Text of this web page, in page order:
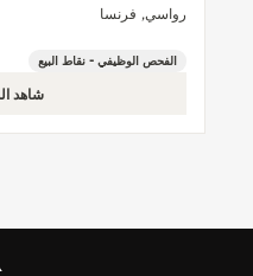
ضمان JAEGER-LECOULTRE
مقهى REVERSO 1931
معرض THE PERPETUAL TIMEKEEPER
الإتقان: 235 حِرَفة متخصصة
رواسي, فرنسا
الفحص الوظيفي - نقاط البيع
شاهد